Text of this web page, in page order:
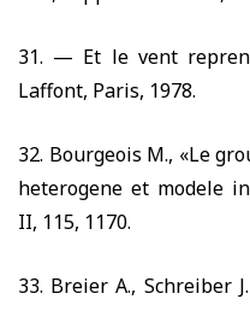
31. — Et le vent
Laffont, Paris, 1978.
32. Bourgeois M., «Le
heterogene et modele
II, 115, 1170.
33. Breier A., Schreiber